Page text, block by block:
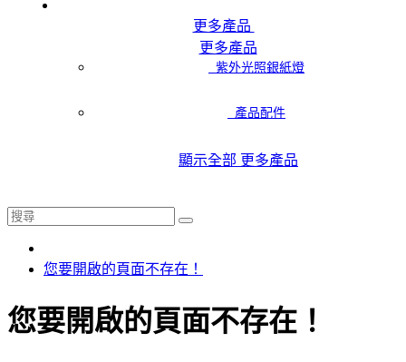
更多產品
更多產品
紫外光照銀紙燈
產品配件
顯示全部 更多產品
您要開啟的頁面不存在！
您要開啟的頁面不存在！